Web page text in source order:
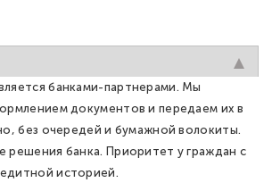
банками-партнерами. Мы
документов и передаем их в
без очередей и бумажной волокиты.
решения банка. Приоритет у граждан с
историей.